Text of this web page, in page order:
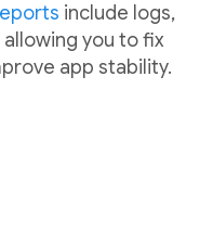
include logs,
you to fix
app stability.